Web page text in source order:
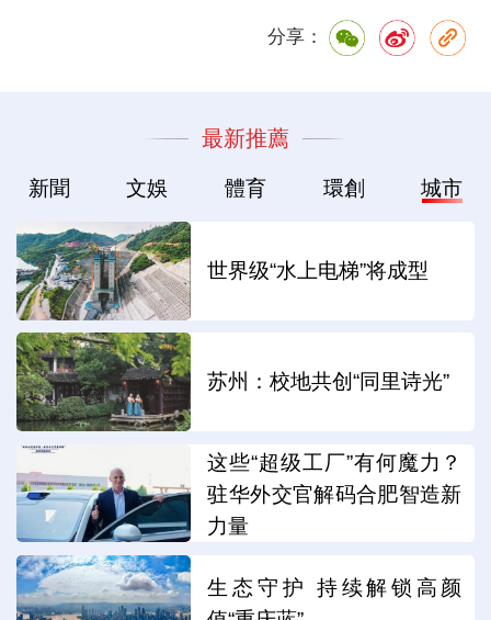
分享：
最新推薦
新聞 文娛 體育 環創 城市
世界级“水上电梯”将成型
苏州：校地共创“同里诗光”
这些“超级工厂”有何魔力？
驻华外交官解码合肥智造新
力量
生态守护 持续解锁高颜